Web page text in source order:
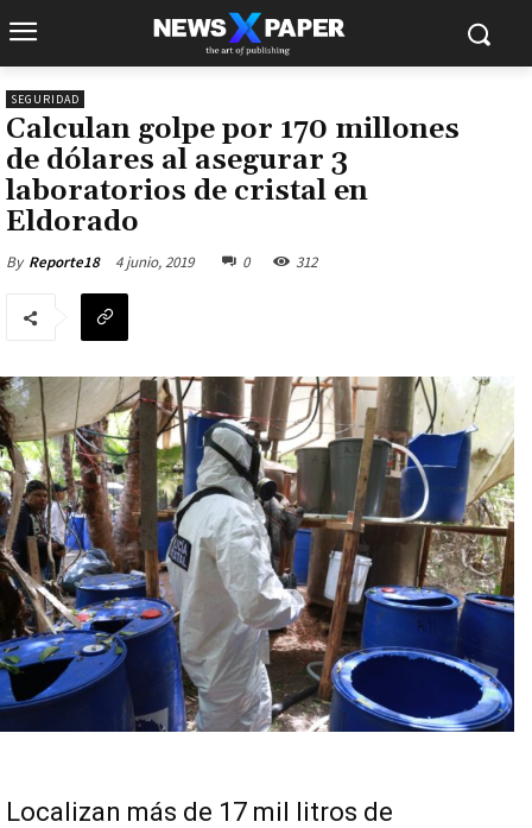
SEGURIDAD
Calculan golpe por 170 millones
de dólares al asegurar 3
laboratorios de cristal en
Eldorado
By Reporte18 4 junio, 2019 0 312
Localizan más de 17 mil litros de